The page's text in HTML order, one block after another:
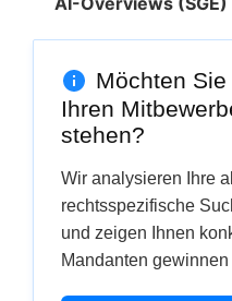
Möchten
Ihren
stehen?
Wir analysieren Ihre
rechtsspezifische
und zeigen Ihnen
Mandanten